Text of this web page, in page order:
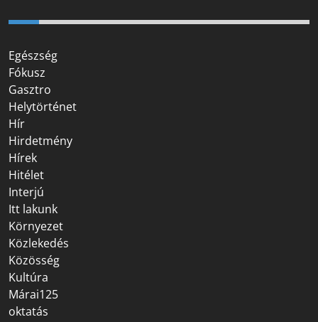
Egészség
Fókusz
Gasztro
Helytörténet
Hír
Hirdetmény
Hírek
Hitélet
Interjú
Itt lakunk
Környezet
Közlekedés
Közösség
Kultúra
Márai125
oktatás